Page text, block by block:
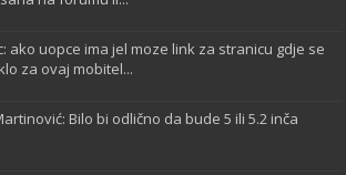
ako uopce ima jel moze link za stranicu gdje se
za ovaj mobitel...
Bilo bi odlično da bude 5 ili 5.2 inča